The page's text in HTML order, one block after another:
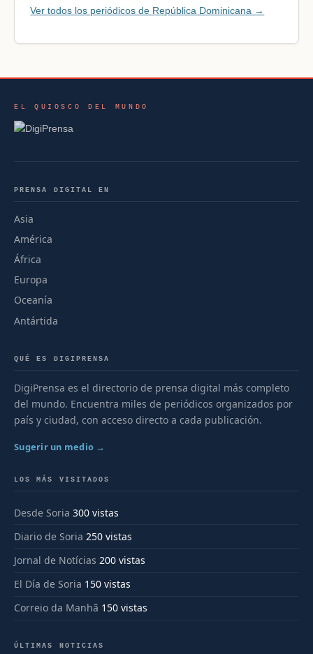
Ver todos los periódicos de República Dominicana →
EL QUIOSCO DEL MUNDO
PRENSA DIGITAL EN
Asia
América
África
Europa
Oceanía
Antártida
QUÉ ES DIGIPRENSA
DigiPrensa es el directorio de prensa digital más completo
del mundo. Encuentra miles de periódicos organizados por
país y ciudad, con acceso directo a cada publicación.
Sugerir un medio →
LOS MÁS VISITADOS
Desde Soria 300 vistas
Diario de Soria 250 vistas
Jornal de Notícias 200 vistas
El Día de Soria 150 vistas
Correio da Manhã 150 vistas
ÚLTIMAS NOTICIAS